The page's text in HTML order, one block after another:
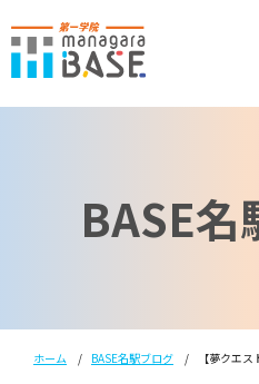
BASE
ホーム BASE名駅ブログ 【夢クエ